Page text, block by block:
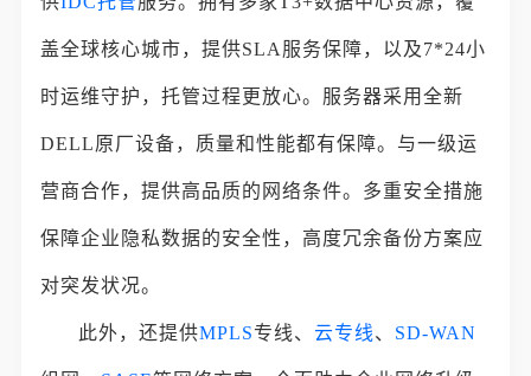
盖全球核心城市，提供SLA服务保障，以及7*24小
时运维守护，托管过程更放心。服务器采用全新
DELL原厂设备，质量和性能都有保障。与一级运
营商合作，提供高品质的网络条件。多重安全措施
保障企业隐私数据的安全性，高度冗余备份方案应
对突发状况。
此外，还提供MPLS专线、云专线、 SD-WAN